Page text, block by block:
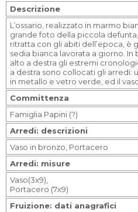
Descrizione
L’ossario, realizzato in marmo
grande foto della piccola defunta,
ritratta con gli abiti dell’epoca, è
sedia bianca lavorata a giorno. In
alto a destra gli estremi
a destra sono collocati gli arredi:
in metallo e vetro verde, ed il
Committenza
Famiglia Papini (?)
Arredi: descrizioni
Vaso in bronzo, Portacero
Arredi: misure
Vaso(3x9),
Portacero (7x9)
Fruizione: dati anagrafici